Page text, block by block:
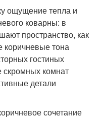
ощущение тепла и
коварны: в
пространство, как
тона
гостиных
комнат
детали
сочетание